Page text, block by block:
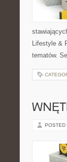
Lifestyle &
tematów.
POSTED